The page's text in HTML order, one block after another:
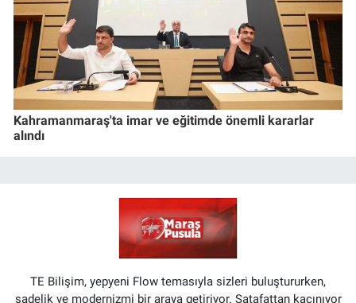
Kahramanmaraş'ta imar ve eğitimde önemli kararlar
alındı
TE Bilişim, yepyeni Flow temasıyla sizleri buluştururken,
sadelik ve modernizmi bir araya getiriyor. Şatafattan kaçınıyor